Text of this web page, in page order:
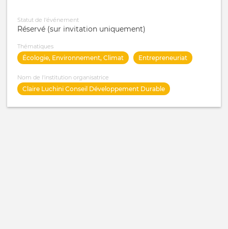
Statut de l'événement
Réservé (sur invitation uniquement)
Thématiques
Écologie, Environnement, Climat Entrepreneuriat
Nom de l'institution organisatrice
Claire Luchini Conseil Développement Durable